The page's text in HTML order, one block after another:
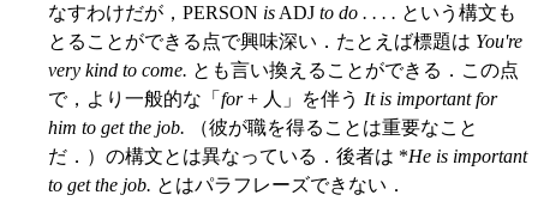
なすわけだが，PERSON is ADJ to do . . . . という構文も
とることができる点で興味深い．たとえば標題は You're
very kind to come. とも言い換えることができる．この点
で，より一般的な「 for+ 人」を伴う It is important for
him to get the job. （彼が職を得ることは重要なこと
だ．）の構文とは異なっている．後者は *He is important
to get the job. とはパラフレーズできない．